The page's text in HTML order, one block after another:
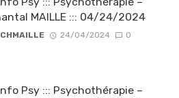
MAILLE ::: 04/24/2024
CHMAILLE 24/04/2024 0
Info Psy ::: Psychothérapie –